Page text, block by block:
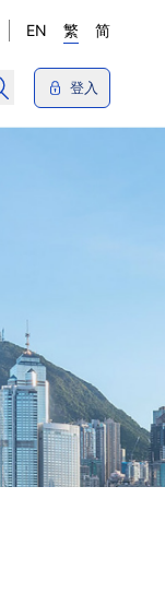
EN 繁 简
登入